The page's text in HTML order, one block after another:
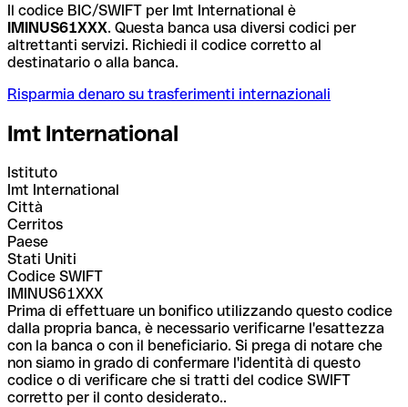
Il codice BIC/SWIFT per Imt International è
IMINUS61XXX. Questa banca usa diversi codici per
altrettanti servizi. Richiedi il codice corretto al
destinatario o alla banca.
Risparmia denaro su trasferimenti internazionali
Imt International
Istituto
Imt International
Città
Cerritos
Paese
Stati Uniti
Codice SWIFT
IMINUS61XXX
Prima di effettuare un bonifico utilizzando questo codice
dalla propria banca, è necessario verificarne l'esattezza
con la banca o con il beneficiario. Si prega di notare che
non siamo in grado di confermare l'identità di questo
codice o di verificare che si tratti del codice SWIFT
corretto per il conto desiderato..